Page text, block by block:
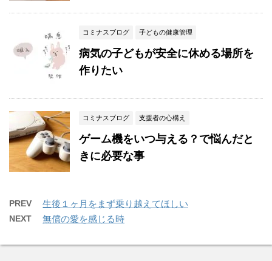
コミナスブログ 子どもの健康管理
病気の子どもが安全に休める場所を
作りたい
コミナスブログ 支援者の心構え
ゲーム機をいつ与える？で悩んだと
きに必要な事
PREV 生後１ヶ月をまず乗り越えてほしい
NEXT 無償の愛を感じる時